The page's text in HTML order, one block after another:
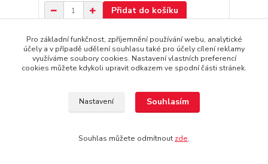
Přidat do košíku
Načíst další produkty (30)
strana z 4další
Pro základní funkčnost, zpříjemnění používání webu, analytické
účely a v případě udělení souhlasu také pro účely cílení reklamy
využíváme soubory cookies. Nastavení vlastních preferencí
cookies můžete kdykoli upravit odkazem ve spodní části stránek.
Nastavení Souhlasím
Souhlas můžete odmítnout zde.